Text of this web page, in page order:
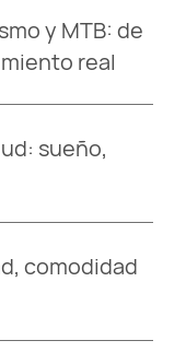
y MTB: de
real
sueño,
comodidad